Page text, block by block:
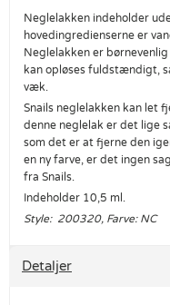
Neglelakken indeholder
hovedingredienserne er
Neglelakken er
kan opløses fuldstændigt,
væk.
Snails neglelakken kan let
denne neglelak er det lige
som det er at fjerne den
en ny farve, er det ingen
fra Snails.
Indeholder 10,5 ml.
Style: 200320, Farve: NC
Detaljer